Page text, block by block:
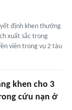
định khen thưởng
xuất sắc trong
viên trong vụ 2 tàu
khen cho 3
cứu nạn ở